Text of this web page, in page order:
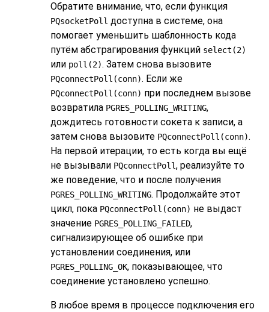
Обратите внимание, что, если функция
PQsocketPoll доступна в системе, она
помогает уменьшить шаблонность кода
путём абстрагирования функций select(2)
или poll(2). Затем снова вызовите
PQconnectPoll(conn). Если же
PQconnectPoll(conn) при последнем вызове
возвратила PGRES_POLLING_WRITING,
дождитесь готовности сокета к записи, а
затем снова вызовите PQconnectPoll(conn).
На первой итерации, то есть когда вы ещё
не вызывали PQconnectPoll, реализуйте то
же поведение, что и после получения
PGRES_POLLING_WRITING. Продолжайте этот
цикл, пока PQconnectPoll(conn) не выдаст
значение PGRES_POLLING_FAILED,
сигнализирующее об ошибке при
установлении соединения, или
PGRES_POLLING_OK, показывающее, что
соединение установлено успешно.
В любое время в процессе подключения его